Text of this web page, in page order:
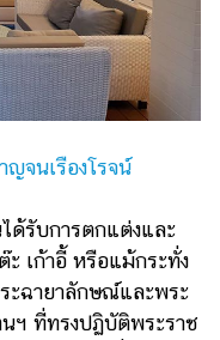
จนเรืองโรจน์
รับการตกแต่งและ
ะ เก้าอี้ หรือแม้กระทั่ง
ะฉายาลักษณ์และพระ
ฯ ที่ทรงปฏิบัติพระราช